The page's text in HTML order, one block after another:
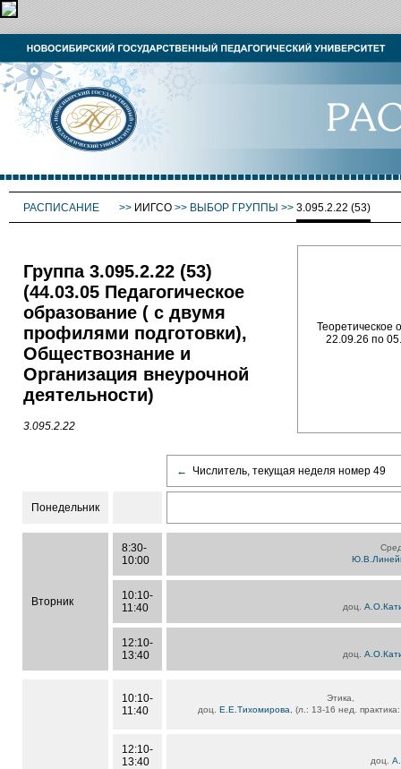
РАСПИСАНИЕ >> ИИГСО >> ВЫБОР ГРУППЫ >> 3.095.2.22 (53)
Группа 3.095.2.22 (53)
(44.03.05 Педагогическое
образование ( с двумя
профилями подготовки),
Обществознание и
Организация внеурочной
деятельности)
3.095.2.22
Теоретическое
22.09.26 по
← Числитель, текущая неделя номер 49
Понедельник
Вторник
8:30-
10:00
10:10-
11:40
доц.
12:10-
13:40
доц.
10:10-
11:40
Этика,
доц. Е.Е.Тихомирова , (л.: 13-16 нед.
12:10-
13:40
доц.